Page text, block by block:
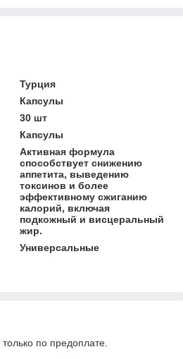
Турция
Капсулы
30 шт
Капсулы
Активная формула
способствует снижению
аппетита, выведению
токсинов и более
эффективному сжиганию
калорий, включая
подкожный и висцеральный
жир.
Универсальные
по предоплате.